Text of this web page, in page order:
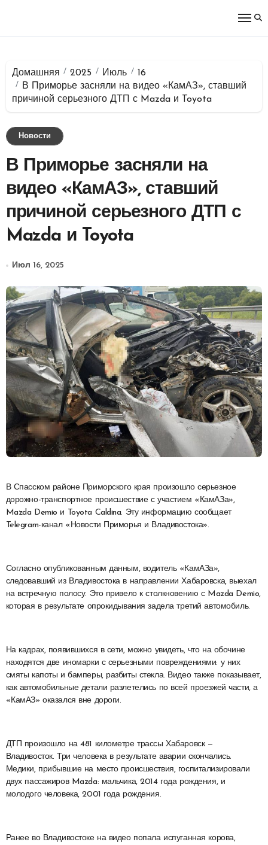
Домашняя 2025 Июль
16
В Приморье засняли на видео «КамАЗ», ставший
причиной серьезного ДТП с Mazda и Toyota
Новости
В Приморье засняли на
видео «КамАЗ», ставший
причиной серьезного ДТП с
Mazda и Toyota
Июл 16, 2025
В Спасском районе Приморского края произошло серьезное
дорожно-транспортное происшествие с участием «КамАЗа»,
Mazda Demio и Toyota Caldina. Эту информацию сообщает
Telegram-канал «Новости Приморья и Владивостока».
Согласно опубликованным данным, водитель «КамАЗа»,
следовавший из Владивостока в направлении Хабаровска, выехал
на встречную полосу. Это привело к столкновению с Mazda Demio,
которая в результате опрокидывания задела третий автомобиль.
На кадрах, появившихся в сети, можно увидеть, что на обочине
находятся две иномарки с серьезными повреждениями: у них
смяты капоты и бамперы, разбиты стекла. Видео также показывает,
как автомобильные детали разлетелись по всей проезжей части, а
«КамАЗ» оказался вне дороги.
ДТП произошло на 481 километре трассы Хабаровск —
Владивосток. Три человека в результате аварии скончались.
Медики, прибывшие на место происшествия, госпитализировали
двух пассажиров Mazda: мальчика, 2014 года рождения, и
молодого человека, 2001 года рождения.
Ранее во Владивостоке на видео попала испуганная корова,